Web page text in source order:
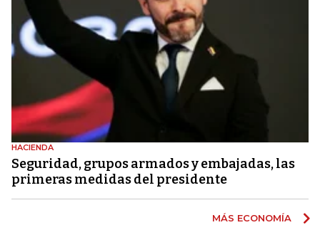
HACIENDA
Seguridad, grupos armados y embajadas, las
primeras medidas del presidente
MÁS ECONOMÍA